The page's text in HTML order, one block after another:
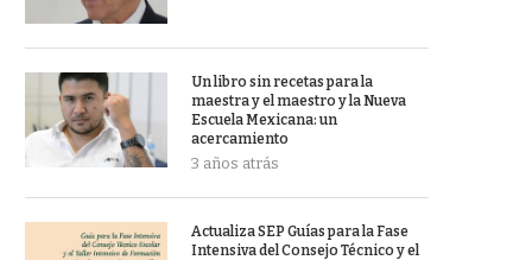
Un libro sin recetas para la
maestra y el maestro y la Nueva
Escuela Mexicana: un
acercamiento
3 años atrás
Actualiza SEP Guías para la Fase
Intensiva del Consejo Técnico y el